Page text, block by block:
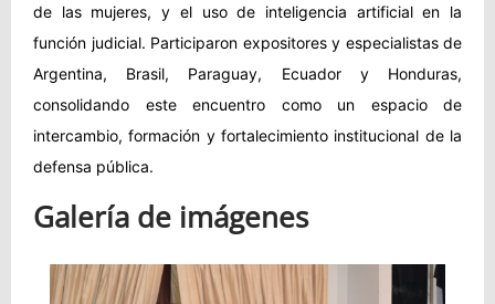
de las mujeres, y el uso de inteligencia artificial en la
función judicial. Participaron expositores y especialistas de
Argentina, Brasil, Paraguay, Ecuador y Honduras,
consolidando este encuentro como un espacio de
intercambio, formación y fortalecimiento institucional de la
defensa pública.
Galería de imágenes